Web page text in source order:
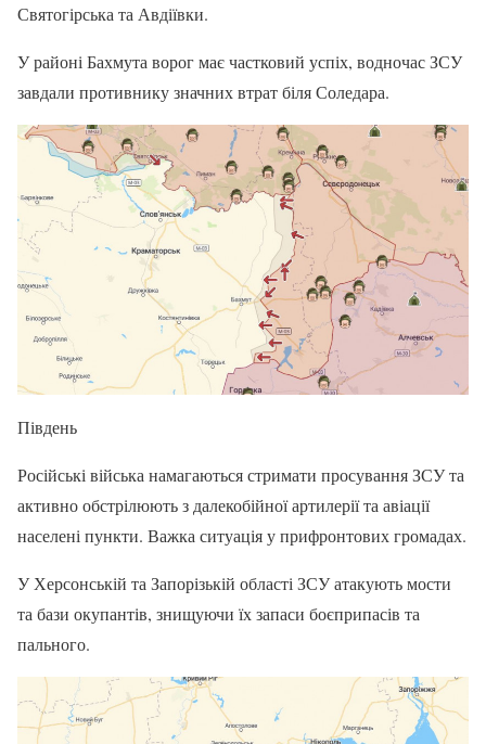
Святогірська та Авдіївки.
У районі Бахмута ворог має частковий успіх, водночас ЗСУ
завдали противнику значних втрат біля Соледара.
Південь
Російські війська намагаються стримати просування ЗСУ та
активно обстрілюють з далекобійної артилерії та авіації
населені пункти. Важка ситуація у прифронтових громадах.
У Херсонській та Запорізькій області ЗСУ атакують мости
та бази окупантів, знищуючи їх запаси боєприпасів та
пального.